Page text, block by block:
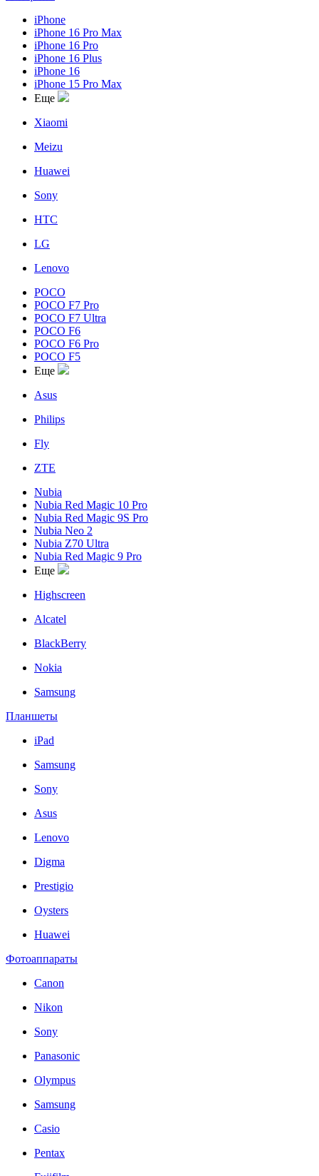
iPhone
iPhone 16 Pro Max
iPhone 16 Pro
iPhone 16 Plus
iPhone 16
iPhone 15 Pro Max
Еще
Xiaomi
Meizu
Huawei
Sony
HTC
LG
Lenovo
POCO
POCO F7 Pro
POCO F7 Ultra
POCO F6
POCO F6 Pro
POCO F5
Еще
Asus
Philips
Fly
ZTE
Nubia
Nubia Red Magic 10 Pro
Nubia Red Magic 9S Pro
Nubia Neo 2
Nubia Z70 Ultra
Nubia Red Magic 9 Pro
Еще
Highscreen
Alcatel
BlackBerry
Nokia
Samsung
Планшеты
iPad
Samsung
Sony
Asus
Lenovo
Digma
Prestigio
Oysters
Huawei
Фотоаппараты
Canon
Nikon
Sony
Panasonic
Olympus
Samsung
Casio
Pentax